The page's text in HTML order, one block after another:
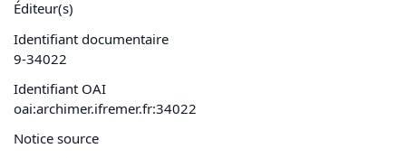
Éditeur(s)
Identifiant documentaire
9-34022
Identifiant OAI
oai:archimer.ifremer.fr:34022
Notice source